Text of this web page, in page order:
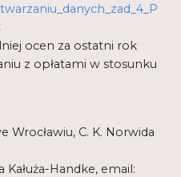
ocen za ostatni rok
z opłatami w stosunku
C. K. Norwida
Kałuża-Handke, email: